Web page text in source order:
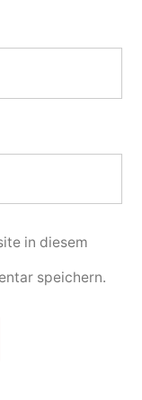
in diesem
speichern.